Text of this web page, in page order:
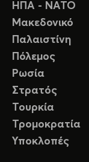
ΗΠΑ - ΝΑΤΟ
Μακεδονικό
Παλαιστίνη
Πόλεμος
Ρωσία
Στρατός
Τουρκία
Τρομοκρατία
Υποκλοπές